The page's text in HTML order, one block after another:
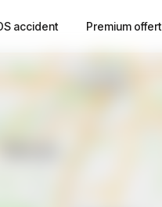
accident Premium offert